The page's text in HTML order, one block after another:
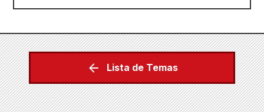
Lista de Temas